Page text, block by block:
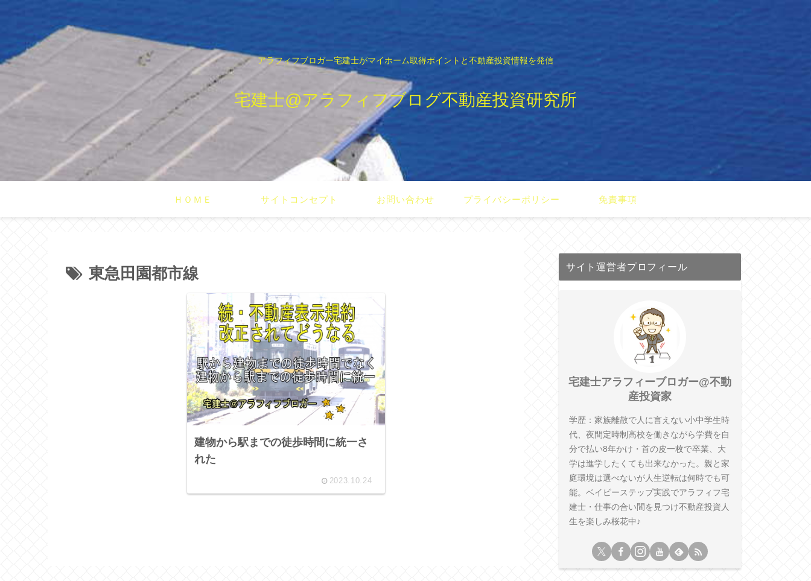
アラフィフブロガー宅建士がマイホーム取得ポイントと不動産投資情報を発信
宅建士@アラフィフブログ不動産投資研究所
ＨＯＭＥ サイトコンセプト お問い合わせ プライバシーポリシー 免責事項
東急田園都市線
建物から駅までの徒歩時間に統一さ
れた
2023.10.24
サイト運営者プロフィール
宅建士アラフィーブロガー@不動
産投資家
学歴：家族離散で人に言えない小中学生時
代、夜間定時制高校を働きながら学費を自
分で払い8年かけ・首の皮一枚で卒業、大
学は進学したくても出来なかった。親と家
庭環境は選べないが人生逆転は何時でも可
能。ベイビーステップ実践でアラフィフ宅
建士・仕事の合い間を見つけ不動産投資人
生を楽しみ桜花中♪